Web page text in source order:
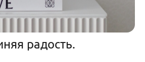
радость.